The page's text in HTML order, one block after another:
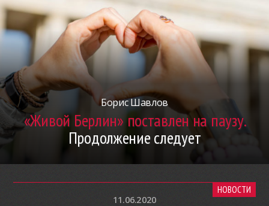
Борис Шавлов
«Живой Берлин» поставлен на паузу.
Продолжение следует
НОВОСТИ
11.06.2020